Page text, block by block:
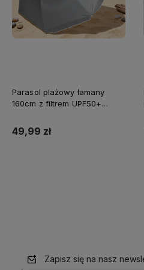
Parasol plażowy łamany
160cm z filtrem UPF50+
49,99 zł
Zapisz się na nasz